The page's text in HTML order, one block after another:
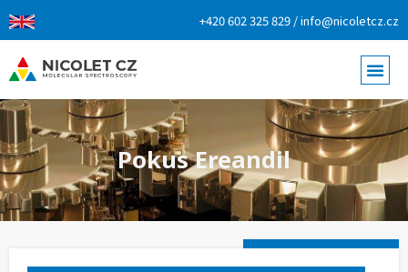
+420 602 325 829 / info@nicoletcz.cz
Pokus Ereandil